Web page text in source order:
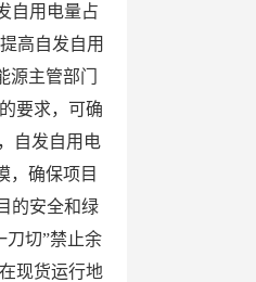
自用电量占
高自发自用
主管部门
要求，可确
自发自用电
，确保项目
的安全和绿
刀切”禁止余
现货运行地